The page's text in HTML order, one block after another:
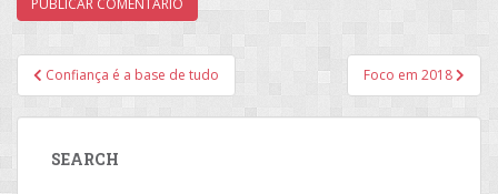
Navegação
de
Post
Confiança é a base de tudo Foco em 2018
SEARCH